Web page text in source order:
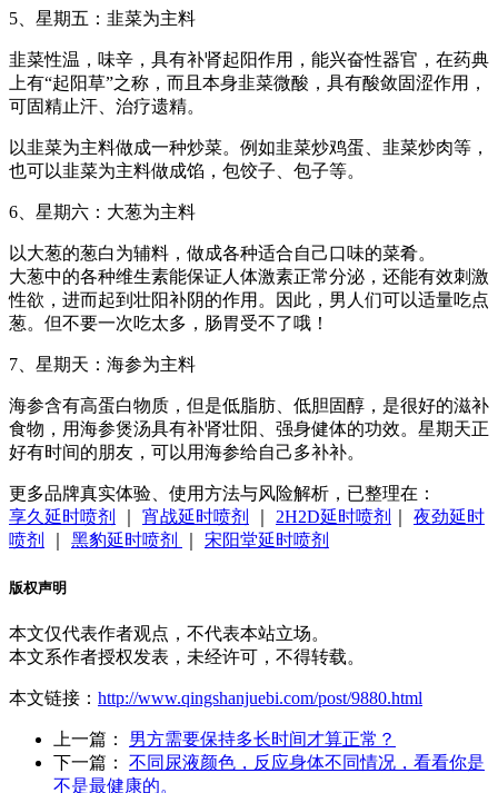
5、星期五：韭菜为主料
韭菜性温，味辛，具有补肾起阳作用，能兴奋性器官，在药典
上有“起阳草”之称，而且本身韭菜微酸，具有酸敛固涩作用，
可固精止汗、治疗遗精。
以韭菜为主料做成一种炒菜。例如韭菜炒鸡蛋、韭菜炒肉等，
也可以韭菜为主料做成馅，包饺子、包子等。
6、星期六：大葱为主料
以大葱的葱白为辅料，做成各种适合自己口味的菜肴。
大葱中的各种维生素能保证人体激素正常分泌，还能有效刺激
性欲，进而起到壮阳补阴的作用。因此，男人们可以适量吃点
葱。但不要一次吃太多，肠胃受不了哦！
7、星期天：海参为主料
海参含有高蛋白物质，但是低脂肪、低胆固醇，是很好的滋补
食物，用海参煲汤具有补肾壮阳、强身健体的功效。星期天正
好有时间的朋友，可以用海参给自己多补补。
更多品牌真实体验、使用方法与风险解析，已整理在：
享久延时喷剂
宵战延时喷剂 2H2D延时喷剂
夜劲延时
喷剂
黑豹延时喷剂 宋阳堂延时喷剂
版权声明
本文仅代表作者观点，不代表本站立场。
本文系作者授权发表，未经许可，不得转载。
本文链接： http://www.qingshanjuebi.com/post/9880.html
上一篇： 男方需要保持多长时间才算正常？
下一篇： 不同尿液颜色，反应身体不同情况，看看你是
不是最健康的。